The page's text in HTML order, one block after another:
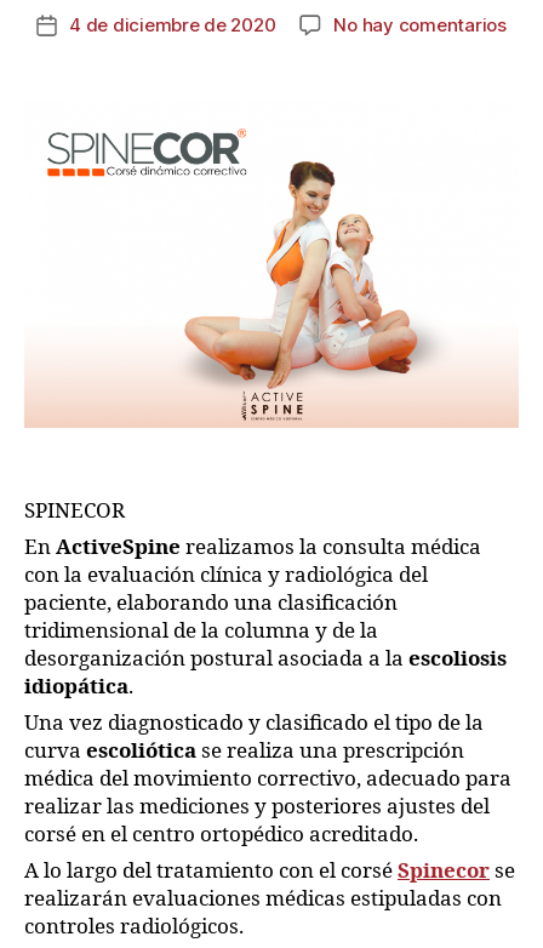
4 de diciembre de 2020
No hay comentarios
SPINECOR
EnActiveSpine realizamos la consulta médica
con la evaluación clínica y radiológica del
paciente, elaborando una clasificación
tridimensional de la columna y de la
desorganización postural asociada a la escoliosis
idiopática.
Una vez diagnosticado y clasificado el tipo de la
curva escolióticase realiza una prescripción
médica del movimiento correctivo, adecuado para
realizar las mediciones y posteriores ajustes del
corsé en el centro ortopédico acreditado.
A lo largo del tratamiento con el corséSpinecorse
realizarán evaluaciones médicas estipuladas con
controles radiológicos.